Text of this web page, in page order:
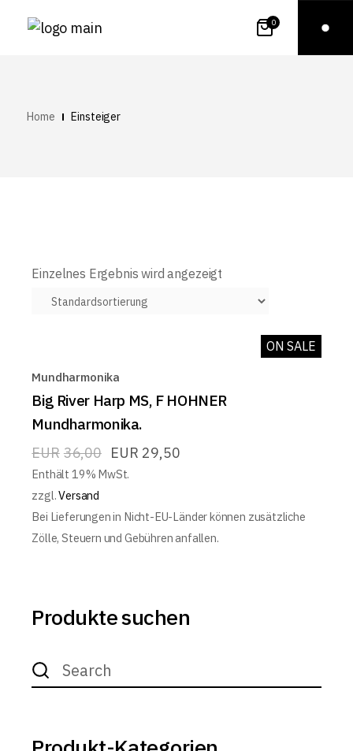
0
Home Einsteiger
Einzelnes Ergebnis wird angezeigt
ON SALE
Mundharmonika
Big River Harp MS, F HOHNER
Mundharmonika.
EUR 36,00 EUR 29,50
Enthält 19% MwSt.
zzgl.Versand
Bei Lieferungen in Nicht-EU-Länder können zusätzliche
Zölle, Steuern und Gebühren anfallen.
Produkte suchen
Search
for: